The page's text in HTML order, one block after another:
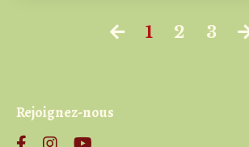
1 2 3
Rejoignez-nous